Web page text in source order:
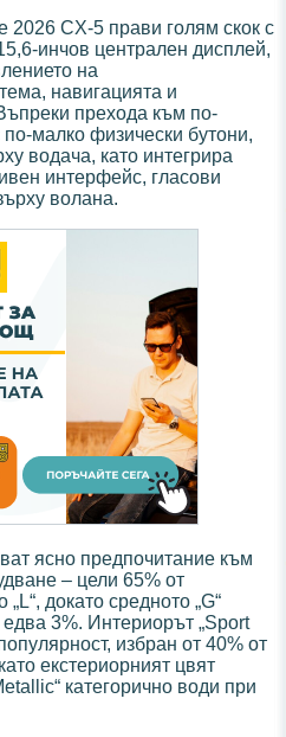
2026 CX-5 прави голям скок с
инчов централен дисплей,
на
навигацията и
прехода към по-
малко физически бутони,
водача, като интегрира
интерфейс, гласови
волана.
ясно предпочитание към
– цели 65% от
докато средното „G“
3%. Интериорът „Sport
избран от 40% от
екстериорният цвят
категорично води при